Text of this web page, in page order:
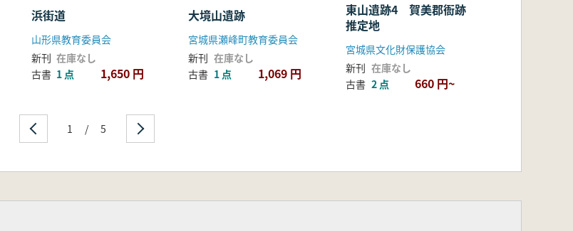
浜街道
山形県教育委員会
新刊 在庫なし
古書 1 点 1,650 円
大境山遺跡
宮城県瀬峰町教育委員会
新刊 在庫なし
古書 1 点 1,069 円
東山遺跡4 賀美郡衙跡
推定地
宮城県文化財保護協会
新刊 在庫なし
古書 2 点 660 円~
1 / 5